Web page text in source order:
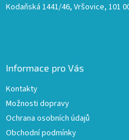
Kodaňská 1441/46, Vršovice, 101
Informace pro Vás
Kontakty
Možnosti dopravy
Ochrana osobních údajů
Obchodní podmínky